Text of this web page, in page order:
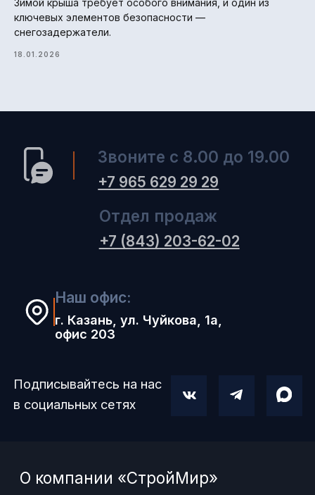
ключевых элементов безопасности —
снегозадержатели.
18.01.2026